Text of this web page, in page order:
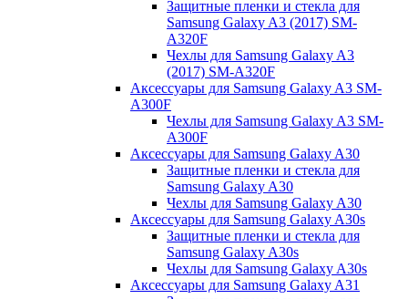
Защитные пленки и стекла для
Samsung Galaxy A3 (2017) SM-
A320F
Чехлы для Samsung Galaxy A3
(2017) SM-A320F
Аксессуары для Samsung Galaxy A3 SM-
A300F
Чехлы для Samsung Galaxy A3 SM-
A300F
Аксессуары для Samsung Galaxy A30
Защитные пленки и стекла для
Samsung Galaxy A30
Чехлы для Samsung Galaxy A30
Аксессуары для Samsung Galaxy A30s
Защитные пленки и стекла для
Samsung Galaxy A30s
Чехлы для Samsung Galaxy A30s
Аксессуары для Samsung Galaxy A31